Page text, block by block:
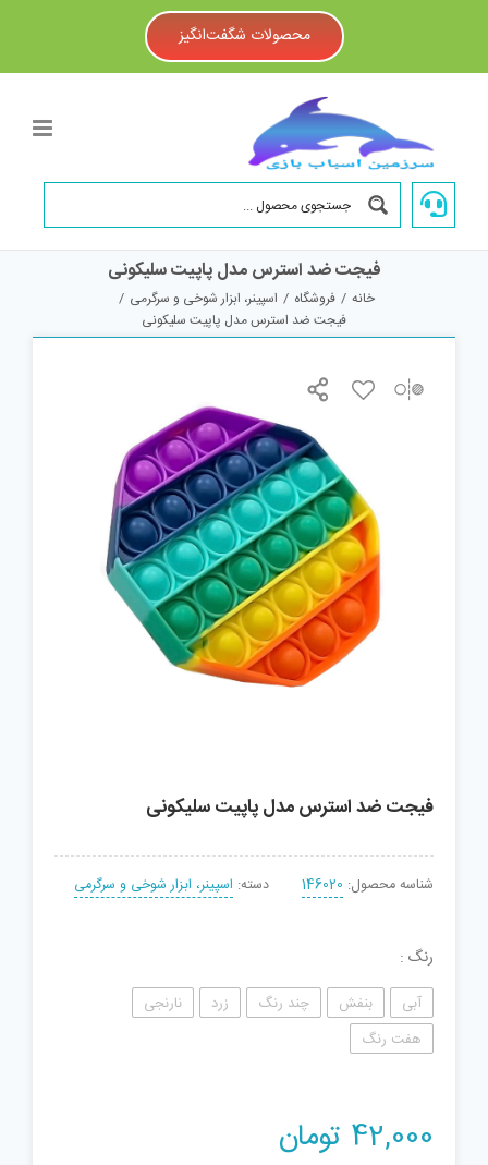
محصولات شگفت‌انگیز
فیجت ضد استرس مدل پاپیت سلیکونی
خانه / فروشگاه / اسپینر، ابزار شوخی و سرگرمی /
فیجت ضد استرس مدل پاپیت سلیکونی
فیجت ضد استرس مدل پاپیت سلیکونی
شناسه محصول: 146020 دسته: اسپینر، ابزار شوخی و سرگرمی
رنگ
آبی بنفش چند رنگ زرد
نارنجی
هفت رنگ
42,000 تومان